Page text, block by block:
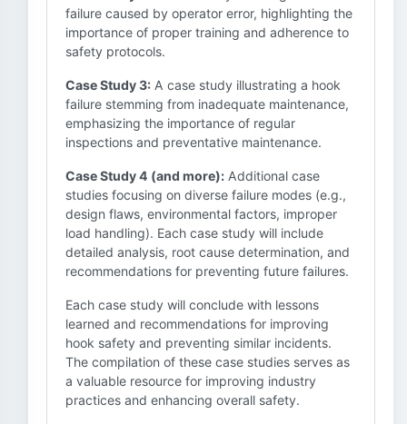
failure caused by operator error, highlighting the
importance of proper training and adherence to
safety protocols.
Case Study 3: A case study illustrating a hook
failure stemming from inadequate maintenance,
emphasizing the importance of regular
inspections and preventative maintenance.
Case Study 4 (and more): Additional case
studies focusing on diverse failure modes (e.g.,
design flaws, environmental factors, improper
load handling). Each case study will include
detailed analysis, root cause determination, and
recommendations for preventing future failures.
Each case study will conclude with lessons
learned and recommendations for improving
hook safety and preventing similar incidents.
The compilation of these case studies serves as
a valuable resource for improving industry
practices and enhancing overall safety.